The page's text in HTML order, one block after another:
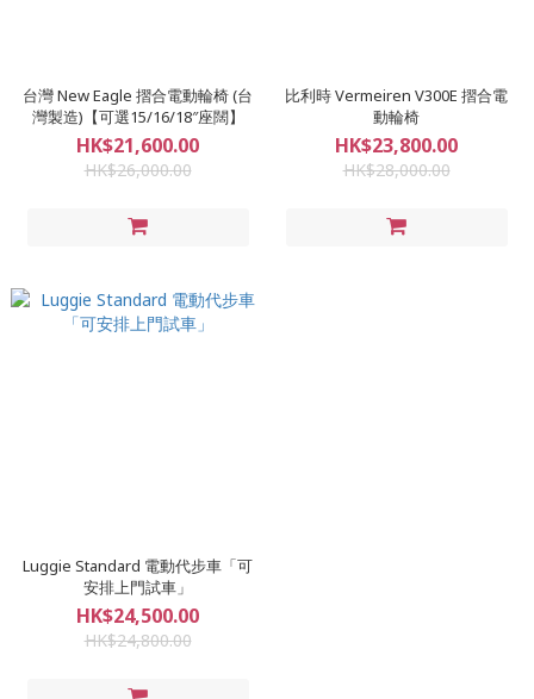
台灣 New Eagle 摺合電動輪椅 (台
灣製造)【可選15/16/18″座闊】
HK$21,600.00
HK$26,000.00
比利時 Vermeiren V300E 摺合電
動輪椅
HK$23,800.00
HK$28,000.00
Luggie Standard 電動代步車「可
安排上門試車」
HK$24,500.00
HK$24,800.00